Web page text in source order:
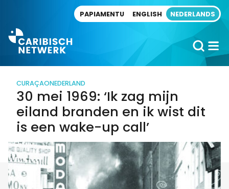
PAPIAMENTU ENGLISH NEDERLANDS
CURAÇAONEDERLAND
30 mei 1969: ‘Ik zag mijn
eiland branden en ik wist dit
is een wake-up call’